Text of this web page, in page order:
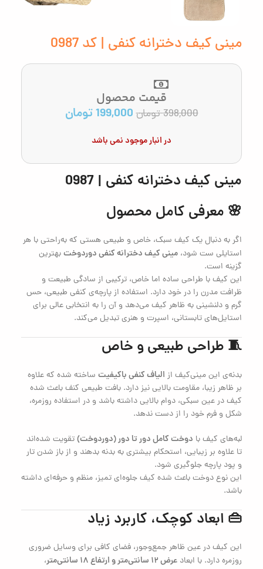
مینی کیف دخترانه کنفی | کد 0987
قیمت محصول
398,000تومان 199,000تومان
در انبار موجود نمی باشد
مینی کیف دخترانه کنفی | 0987
🌸 معرفی کامل محصول
اگر به دنبال یک کیف سبک، خاص و طبیعی هستی که به‌راحتی با هر
استایلی ست شود، مینی کیف دخترانه کنفی دور‌دوختبهترین
گزینه است.
این کیف با طراحی ساده اما خاص، ترکیبی از سادگی طبیعت و
ظرافت مدرن را در خود دارد. استفاده از پارچه‌ی کنفی طبیعی، حس
گرم و دلنشینی به ظاهر کیف می‌دهد و آن را به انتخابی عالی برای
استایل‌های تابستانی، اسپرت و هنری تبدیل می‌کند.
🧵 طراحی طبیعی و خاص
بدنه‌ی این مینی‌کیف از الیاف کنفی باکیفیت ساخته شده که علاوه
بر ظاهر زیبا، مقاومت بالایی نیز دارد. بافت طبیعی کنف باعث شده
کیف در عین سبکی، دوام بالایی داشته باشد و در استفاده روزمره،
شکل و فرم خود را از دست ندهد.
لبه‌های کیف با دوخت کامل دور تا دور (دوردوخت)تقویت شده‌اند
تا علاوه بر زیبایی، استحکام بیشتری به بدنه بدهند و از باز شدن تار
و پود پارچه جلوگیری شود.
این نوع دوخت باعث شده کیف جلوه‌ای تمیز، منظم و حرفه‌ای داشته
باشد.
👜 ابعاد کوچک، کاربرد زیاد
این کیف در عین ظاهر جمع‌وجور، فضای کافی برای وسایل ضروری
روزمره دارد. با ابعاد عرض ۱۲ سانتی‌متر و ارتفاع ۱۸ سانتی‌متر
،